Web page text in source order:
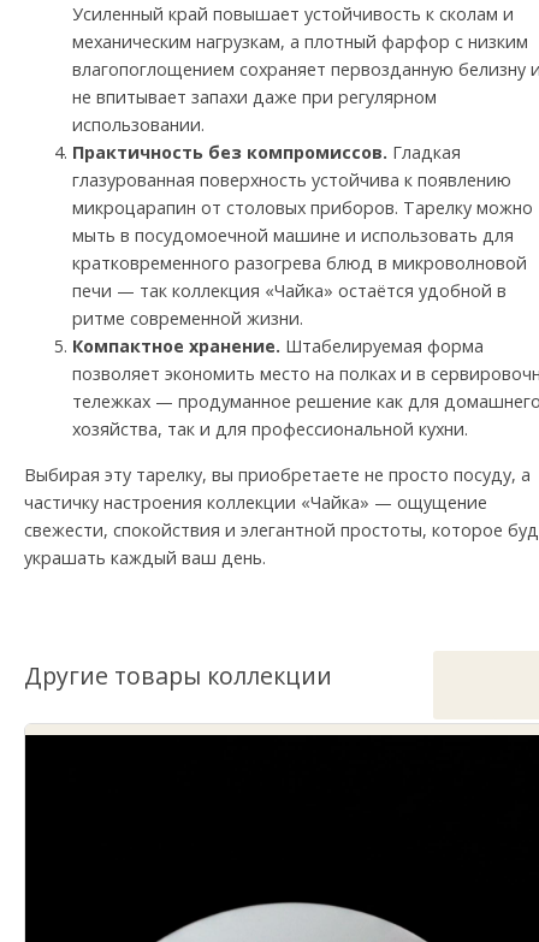
Усиленный край повышает устойчивость к сколам и
механическим нагрузкам, а плотный фарфор с низким
влагопоглощением сохраняет первозданную белизну
не впитывает запахи даже при регулярном
использовании.
Практичность без компромиссов. Гладкая
глазурованная поверхность устойчива к появлению
микроцарапин от столовых приборов. Тарелку можно
мыть в посудомоечной машине и использовать для
кратковременного разогрева блюд в микроволновой
печи — так коллекция «Чайка» остаётся удобной в
ритме современной жизни.
Компактное хранение. Штабелируемая форма
позволяет экономить место на полках и в
тележках — продуманное решение как для
хозяйства, так и для профессиональной кухни.
Выбирая эту тарелку, вы приобретаете не просто посуду, а
частичку настроения коллекции «Чайка» — ощущение
свежести, спокойствия и элегантной простоты, которое
украшать каждый ваш день.
Другие товары коллекции